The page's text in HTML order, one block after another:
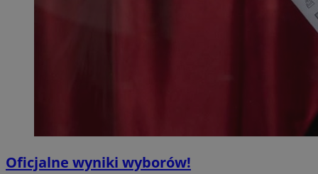
Oficjalne wyniki wyborów!